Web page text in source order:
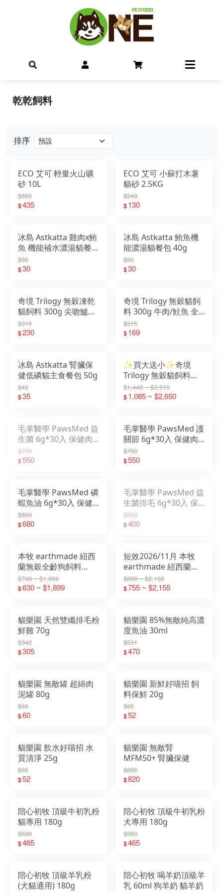
排序
ECO 艾可 輕量火山礦
砂 10L
$650
$435
ECO 艾可 小蘇打木薯
貓砂 2.5KG
$249
$130
冰島 Astkatta 雞肉x鮪
魚 機能補水濃湯貓餐包
40g
$50
$30
冰島 Astkatta 鮪魚機
能濃湯貓餐包 40g
$50
$30
奇境 Trilogy 無穀凍乾
貓飼料 300g 尖吻鱸&
鮪魚/袋鼠肉/鮭魚/牛肉
$315
$230
奇境 Trilogy 無穀貓飼
料 300g 牛肉/鮭魚 全
齡貓
$315
$169
冰島 Astkatta 腎臟保
健低磷貓主食餐包 50g
$42
$35
✨買大送小✨奇境
Trilogy 無穀貓飼料
1.8KG/5KG 牛肉/鮭魚
全齡貓
$1,440 ~ $3,510
$1,085 ~ $2,650
毛掌醫學 PawsMed 益
生菌 6g*30入 保健肉
泥 寵物肉泥
$750
$550
毛掌醫學 PawsMed 護
關節 6g*30入 保健肉
泥 寵物肉泥
$750
$550
毛掌醫學 PawsMed 磷
蝦魚油 6g*30入 保健
肉泥 寵物肉泥
$850
$680
毛掌醫學 PawsMed 益
生菌排毛 6g*30入 保
健肉泥 寵物肉泥
$550
$400
本牧 earthmade 紐西
蘭無穀全齡狗飼料
1.36KG/4.99KG 鯖魚/
牛肉/羊肉
$749 ~ $1,899
$630 ~ $1,899
短效2026/11月 本牧
earthmade 紐西蘭無
穀全齡貓飼料
1.36KG/4.5KG 鯖魚/草
$899 ~ $2,199
$755 ~ $2,155
貓樂園 天然雙纖排毛粉
鮮雞 70g
$342
$305
貓樂園 85%無敵純高濃
度魚油 30ml
$531
$470
貓樂園 無敵罐 超綿肉
泥罐 80g
$69
$60
貓樂園 新鮮好喵招 飼
料保鮮 20g
$65
$52
貓樂園 飲水好喵招 水
質清淨 25g
$65
$52
貓樂園 無敵腎
MFM50+ 腎臟保健
$855
$820
陪心初牧 頂級牛初乳粉
貓專用 180g
$580
$465
陪心初牧 頂級牛初乳粉
犬專用 180g
$580
$465
陪心初牧 頂級羊乳粉
(犬貓通用) 180g
陪心初牧 喝羊奶頂級羊
乳 60ml 狗羊奶 貓羊奶
乾乾飼料